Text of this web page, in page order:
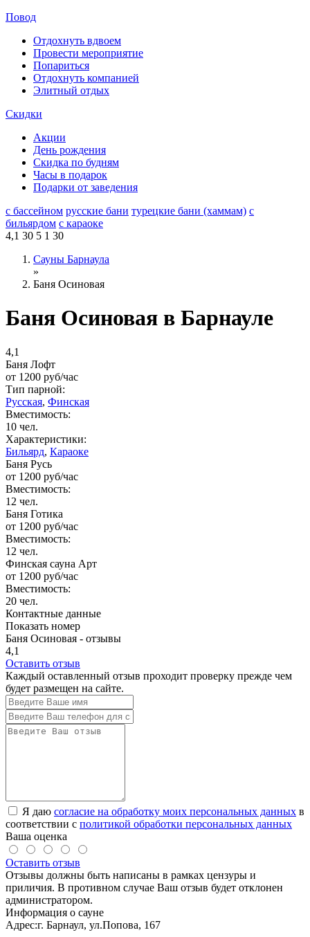
Повод
Отдохнуть вдвоем
Провести мероприятие
Попариться
Отдохнуть компанией
Элитный отдых
Скидки
Акции
День рождения
Скидка по будням
Часы в подарок
Подарки от заведения
с бассейном русские бани турецкие бани (хаммам) с
бильярдом с караоке
4,1 30 5 1 30
Сауны Барнаула
»
Баня Осиновая
Баня Осиновая в Барнауле
4,1
Баня Лофт
от 1200 руб/час
Тип парной:
Русская, Финская
Вместимость:
10 чел.
Характеристики:
Бильярд, Караоке
Баня Русь
от 1200 руб/час
Вместимость:
12 чел.
Баня Готика
от 1200 руб/час
Вместимость:
12 чел.
Финская сауна Арт
от 1200 руб/час
Вместимость:
20 чел.
Контактные данные
Показать номер
Баня Осиновая - отзывы
4,1
Оставить отзыв
Каждый оставленный отзыв проходит проверку прежде чем
будет размещен на сайте.
Я даю согласие на обработку моих персональных данных в
соответствии с политикой обработки персональных данных
Ваша оценка
Оставить отзыв
Отзывы должны быть написаны в рамках цензуры и
приличия. В противном случае Ваш отзыв будет отклонен
администратором.
Информация о сауне
Адрес:г. Барнаул, ул.Попова, 167